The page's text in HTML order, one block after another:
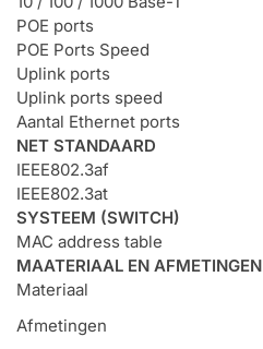
POE ports
POE Ports Speed
Uplink ports
Uplink ports speed
Aantal Ethernet ports
NET STANDAARD
IEEE802.3af
IEEE802.3at
SYSTEEM (SWITCH)
MAC address table
MAATERIAAL EN AFMETINGEN
Materiaal
Afmetingen